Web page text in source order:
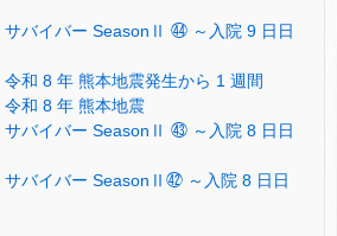
サバイバー SeasonⅡ ㊹ ～入院 9 日日
令和 8 年 熊本地震発生から 1 週間
令和 8 年 熊本地震
サバイバー SeasonⅡ ㊸ ～入院 8 日日
サバイバー SeasonⅡ㊷ ～入院 8 日日